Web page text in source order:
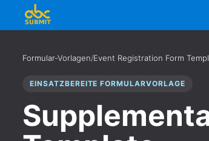
Formular-Vorlagen/Event Registration Form
EINSATZBEREITE FORMULARVORLAGE